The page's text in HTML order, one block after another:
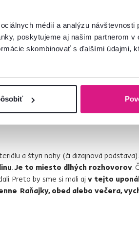
médií a analýzu návštevnosti
poskytujeme aj našim partnerom v
skombinovať s ďalšími údajmi,
a štyri nohy (či dizajnová
. Je to miesto dlhých rozhovorov.
Preto by sme si mali aj v tejto
. Raňajky, obed alebo večera,